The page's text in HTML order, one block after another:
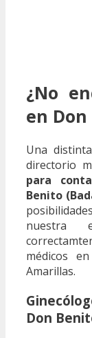
¿No
en
Una
directorio
para
Benito
nuestra
médicos
Amarillas.
Don